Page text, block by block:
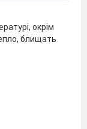
окрім
блищать